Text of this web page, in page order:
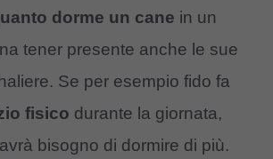
dorme un cane in un
tener presente anche le sue
Se per esempio fido fa
fisico durante la giornata,
bisogno di dormire di più.